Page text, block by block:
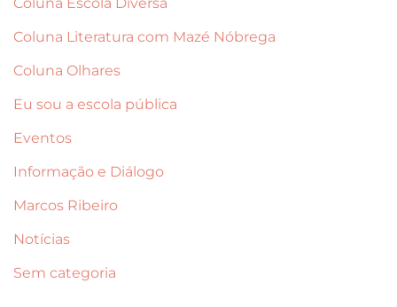
Coluna Literatura com Mazé Nóbrega
Coluna Olhares
Eu sou a escola pública
Eventos
Informação e Diálogo
Marcos Ribeiro
Notícias
Sem categoria